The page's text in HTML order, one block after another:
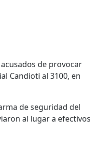
de provocar
Candioti al 3100, en
de seguridad del
al lugar a efectivos